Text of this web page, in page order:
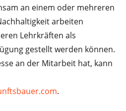
an einem oder mehreren
arbeiten
Lehrkräften als
gestellt werden können.
an der Mitarbeit hat, kann
.